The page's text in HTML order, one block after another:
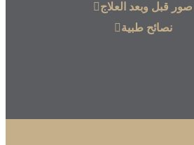
صور قبل وبعد العلاج
نصائح طبية